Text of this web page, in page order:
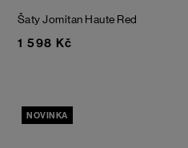
Šaty Jomitan Haute Red
1 598 Kč
NOVINKA